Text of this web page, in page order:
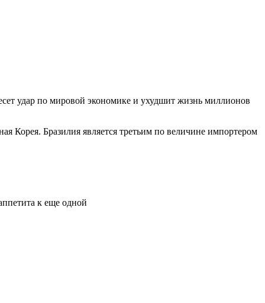
удар по мировой экономике и ухудшит жизнь миллионов
Бразилия является третьим по величине импортером
к еще одной